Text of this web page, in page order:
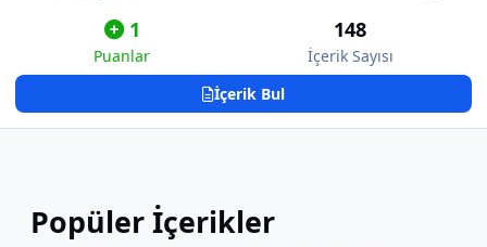
1
Puanlar
148
İçerik Sayısı
İçerik Bul
Popüler İçerikler